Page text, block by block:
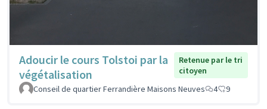
Adoucir le cours Tolstoi par la
végétalisation
Retenue par le tri
citoyen
Conseil de quartier Ferrandière Maisons Neuves
4 9